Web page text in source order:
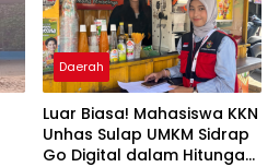
Daerah
Luar Biasa! Mahasiswa KKN
Unhas Sulap UMKM Sidrap
Go Digital dalam Hitungan